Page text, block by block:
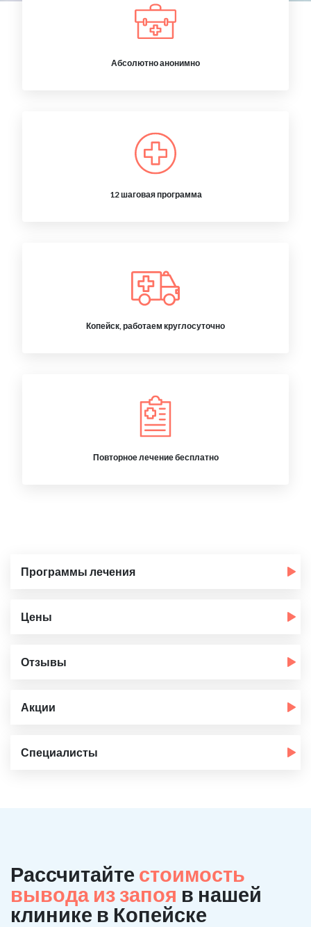
Абсолютно анонимно
12 шаговая программа
Копейск, работаем круглосуточно
Повторное лечение бесплатно
Программы лечения
Цены
Отзывы
Акции
Специалисты
Рассчитайте стоимость
вывода из запоя в нашей
клинике в Копейске